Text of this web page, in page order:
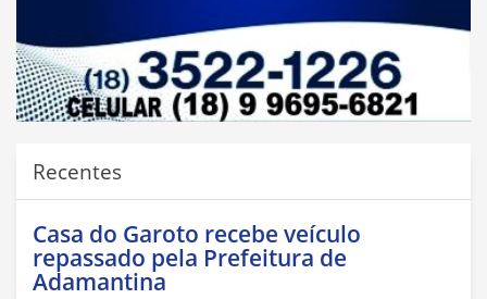
Recentes
Casa do Garoto recebe veículo
repassado pela Prefeitura de
Adamantina